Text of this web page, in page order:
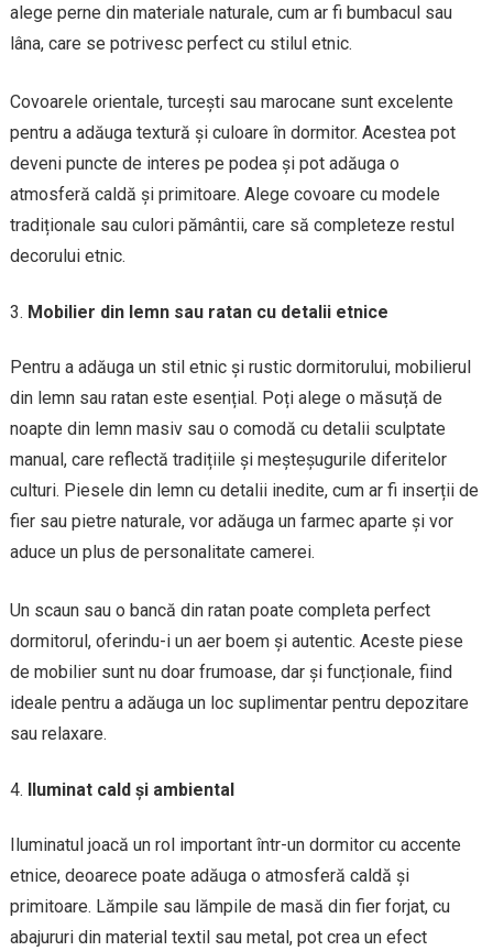
alege perne din materiale naturale, cum ar fi bumbacul sau
lâna, care se potrivesc perfect cu stilul etnic.
Covoarele orientale, turcești sau marocane sunt excelente
pentru a adăuga textură și culoare în dormitor. Acestea pot
deveni puncte de interes pe podea și pot adăuga o
atmosferă caldă și primitoare. Alege covoare cu modele
tradiționale sau culori pământii, care să completeze restul
decorului etnic.
Mobilier din lemn sau ratan cu detalii etnice
Pentru a adăuga un stil etnic și rustic dormitorului, mobilierul
din lemn sau ratan este esențial. Poți alege o măsuță de
noapte din lemn masiv sau o comodă cu detalii sculptate
manual, care reflectă tradițiile și meșteșugurile diferitelor
culturi. Piesele din lemn cu detalii inedite, cum ar fi inserții de
fier sau pietre naturale, vor adăuga un farmec aparte și vor
aduce un plus de personalitate camerei.
Un scaun sau o bancă din ratan poate completa perfect
dormitorul, oferindu-i un aer boem și autentic. Aceste piese
de mobilier sunt nu doar frumoase, dar și funcționale, fiind
ideale pentru a adăuga un loc suplimentar pentru depozitare
sau relaxare.
Iluminat cald și ambiental
Iluminatul joacă un rol important într-un dormitor cu accente
etnice, deoarece poate adăuga o atmosferă caldă și
primitoare. Lămpile sau lămpile de masă din fier forjat, cu
abajururi din material textil sau metal, pot crea un efect